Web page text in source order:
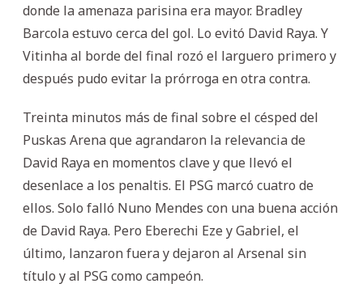
donde la amenaza parisina era mayor. Bradley
Barcola estuvo cerca del gol. Lo evitó David Raya. Y
Vitinha al borde del final rozó el larguero primero y
después pudo evitar la prórroga en otra contra.
Treinta minutos más de final sobre el césped del
Puskas Arena que agrandaron la relevancia de
David Raya en momentos clave y que llevó el
desenlace a los penaltis. El PSG marcó cuatro de
ellos. Solo falló Nuno Mendes con una buena acción
de David Raya. Pero Eberechi Eze y Gabriel, el
último, lanzaron fuera y dejaron al Arsenal sin
título y al PSG como campeón.